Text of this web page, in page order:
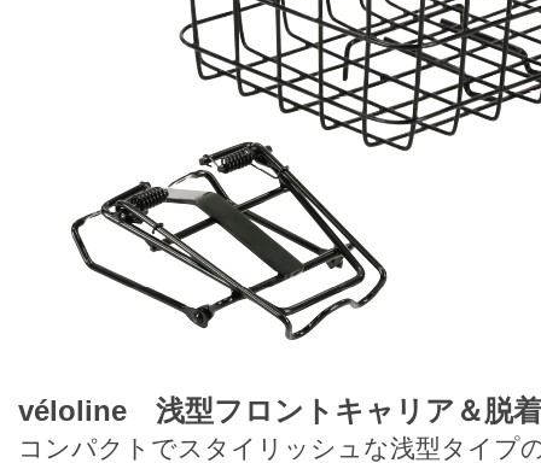
véloline 浅型フロントキャリア＆脱
コンパクトでスタイリッシュな浅型タイプ